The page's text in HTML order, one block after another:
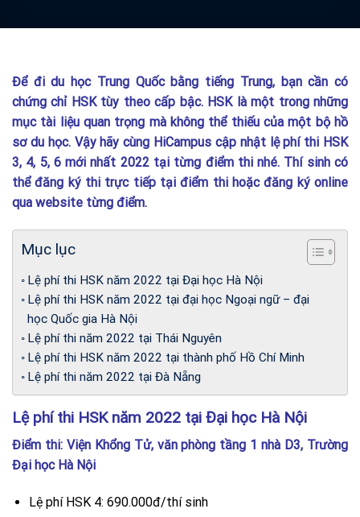
Để đi du học Trung Quốc bằng tiếng Trung, bạn cần có
chứng chỉ HSK tùy theo cấp bậc. HSK là một trong những
mục tài liệu quan trọng mà không thể thiếu của một bộ hồ
sơ du học. Vậy hãy cùng HiCampus cập nhật lệ phí thi HSK
3, 4, 5, 6 mới nhất 2022 tại từng điểm thi nhé. Thí sinh có
thể đăng ký thi trực tiếp tại điểm thi hoặc đăng ký online
qua website từng điểm.
Mục lục
Lệ phí thi HSK năm 2022 tại Đại học Hà Nội
Lệ phí thi HSK năm 2022 tại đại học Ngoại ngữ – đại
học Quốc gia Hà Nội
Lệ phí thi năm 2022 tại Thái Nguyên
Lệ phí thi HSK năm 2022 tại thành phố Hồ Chí Minh
Lệ phí thi năm 2022 tại Đà Nẵng
Lệ phí thi HSK năm 2022 tại Đại học Hà Nội
Điểm thi: Viện Khổng Tử, văn phòng tầng 1 nhà D3, Trường
Đại học Hà Nội
Lệ phí HSK 4: 690.000đ/thí sinh